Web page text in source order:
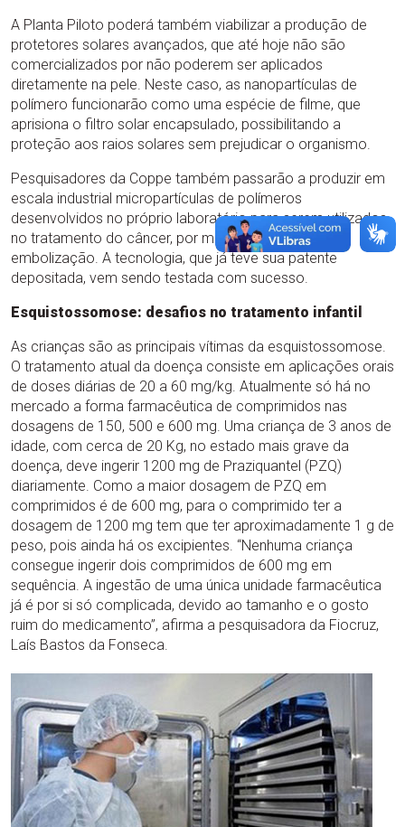
A Planta Piloto poderá também viabilizar a produção de
protetores solares avançados, que até hoje não são
comercializados por não poderem ser aplicados
diretamente na pele. Neste caso, as nanopartículas de
polímero funcionarão como uma espécie de filme, que
aprisiona o filtro solar encapsulado, possibilitando a
proteção aos raios solares sem prejudicar o organismo.
Pesquisadores da Coppe também passarão a produzir em
escala industrial micropartículas de polímeros
desenvolvidos no próprio laboratório para serem utilizados
no tratamento do câncer, por meio da técnica de
embolização. A tecnologia, que já teve sua patente
depositada, vem sendo testada com sucesso.
Esquistossomose: desafios no tratamento infantil
As crianças são as principais vítimas da esquistossomose.
O tratamento atual da doença consiste em aplicações orais
de doses diárias de 20 a 60 mg/kg. Atualmente só há no
mercado a forma farmacêutica de comprimidos nas
dosagens de 150, 500 e 600 mg. Uma criança de 3 anos de
idade, com cerca de 20 Kg, no estado mais grave da
doença, deve ingerir 1200 mg de Praziquantel (PZQ)
diariamente. Como a maior dosagem de PZQ em
comprimidos é de 600 mg, para o comprimido ter a
dosagem de 1200 mg tem que ter aproximadamente 1 g de
peso, pois ainda há os excipientes. “Nenhuma criança
consegue ingerir dois comprimidos de 600 mg em
sequência. A ingestão de uma única unidade farmacêutica
já é por si só complicada, devido ao tamanho e o gosto
ruim do medicamento”, afirma a pesquisadora da Fiocruz,
Laís Bastos da Fonseca.